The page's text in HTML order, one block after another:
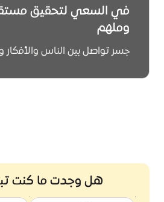
في السعي لتحقيق
وملهم
جسر تواصل بين الناس والأفكار
هل وجدت ما كنت